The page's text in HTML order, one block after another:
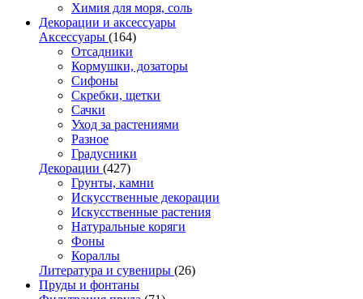
Химия для моря, соль
Декорации и аксессуары
Аксессуары (164)
Отсадники
Кормушки, дозаторы
Сифоны
Скребки, щетки
Сачки
Уход за растениями
Разное
Градусники
Декорации (427)
Грунты, камни
Искусственные декорации
Искусственные растения
Натуральные коряги
Фоны
Кораллы
Литература и сувениры (26)
Пруды и фонтаны